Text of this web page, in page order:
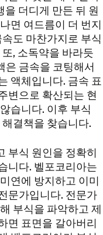
을 더디게 만든 뒤 원
면 여드름이 더 번지
도 마찬가지로 부식
, 소독약을 바라듯
은 금속을 코팅해서
액체입니다. 금속 표
변으로 확산되는 현
습니다. 이후 부식
결책을 찾습니다.
부식 원인을 정확히
니다. 벨포코리아는
연에 방지하고 이미
문가입니다. 전문가
부식을 파악하고 제
면 표면을 갈아버리